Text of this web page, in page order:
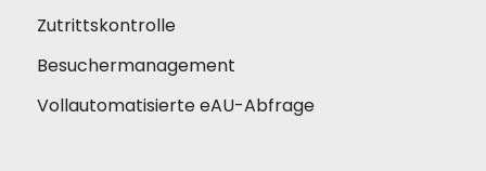
Zutrittskontrolle
Besuchermanagement
Vollautomatisierte eAU-Abfrage